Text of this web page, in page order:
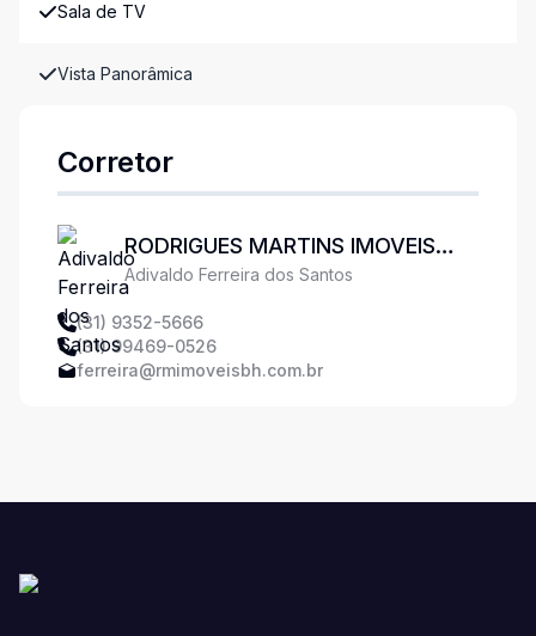
Sala de TV
Vista Panorâmica
Corretor
RODRIGUES MARTINS IMOVEIS
LTDA
Adivaldo Ferreira dos Santos
(31) 9352-5666
(31) 99469-0526
ferreira@rmimoveisbh.com.br